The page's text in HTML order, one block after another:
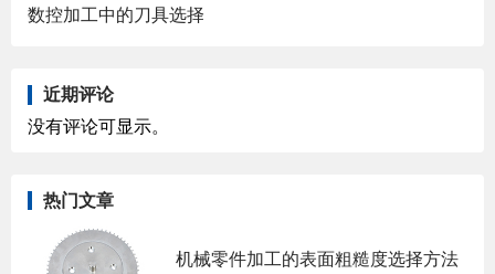
数控加工中的刀具选择
近期评论
没有评论可显示。
热门文章
机械零件加工的表面粗糙度选择方法